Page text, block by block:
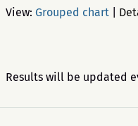
View: Grouped chart
Results will be updated